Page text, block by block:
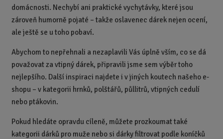
domácnosti. Nechybí ani praktické vychytávky, které jsou
zároveň humorně pojaté – takže oslavenec dárek nejen ocení,
ale ještě se u toho pobaví.
Abychom to nepřehnali a nezaplavili Vás úplně vším, co se dá
považovat za vtipný dárek, připravili jsme sem výběr toho
nejlepšího. Další inspiraci najdete i v jiných koutech našeho e-
shopu – v kategorii hrnků, polštářů, půllitrů, vtipných cedulí
nebo ptákovin.
Pokud hledáte opravdu cíleně, můžete prozkoumat také
kategorii dárků pro muže nebo si dárky filtrovat podle koníčků